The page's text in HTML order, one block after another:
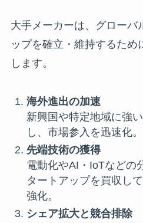
大手メーカーは、グローバ
ップを確立・維持するため
します。
海外進出の加速
新興国や特定地域に強
し、市場参入を迅速化。
先端技術の獲得
電動化やAI・IoTなどの
タートアップを買収し
強化。
シェア拡大と競合排除